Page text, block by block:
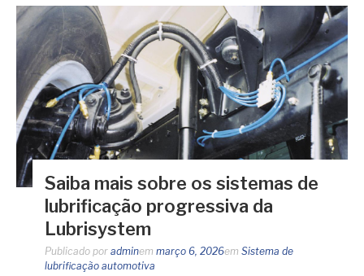
Saiba mais sobre os sistemas de
lubrificação progressiva da
Lubrisystem
Publicado por adminem março 6, 2026em Sistema de
lubrificação automotiva